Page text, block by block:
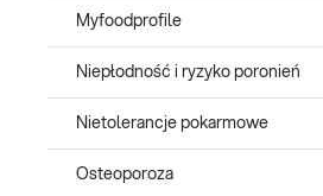
Myfoodprofile
Niepłodność i ryzyko poronień
Nietolerancje pokarmowe
Osteoporoza